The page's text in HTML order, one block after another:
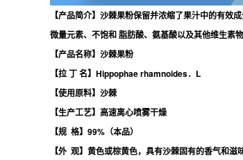
【产品简介】沙棘果粉保留并浓缩了果汁中的有效
微量元素、不饱和 脂肪酸、氨基酸以及其他维生素物
【产品名称】沙棘果粉
【拉 丁 名】Hippophae rhamnoides．L
【使用原料】沙棘
【生产工艺】高速离心喷雾干燥
【规 格】99%（本品）
【外 观】黄色或棕黄色，具有沙棘固有的香气和滋